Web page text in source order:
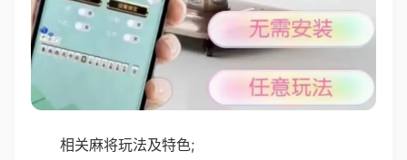
相关麻将玩法及特色;